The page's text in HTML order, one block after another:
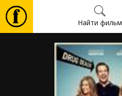
Найти фильм
Фильмы